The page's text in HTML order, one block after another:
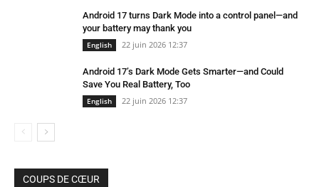
Android 17 turns Dark Mode into a control panel—and
your battery may thank you
English 22 juin 2026 12:37
Android 17’s Dark Mode Gets Smarter—and Could
Save You Real Battery, Too
English 22 juin 2026 12:37
COUPS DE CŒUR